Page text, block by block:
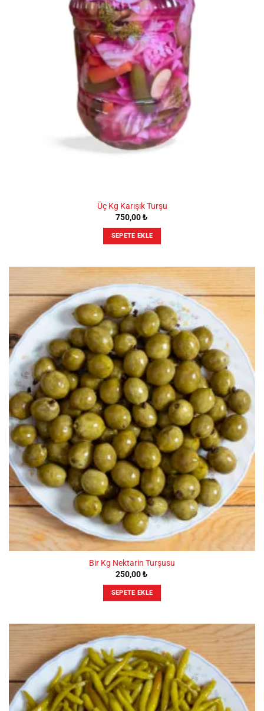
Üç Kg Karışık Turşu
750,00₺
SEPETE EKLE
Bir Kg Nektarin Turşusu
250,00₺
SEPETE EKLE